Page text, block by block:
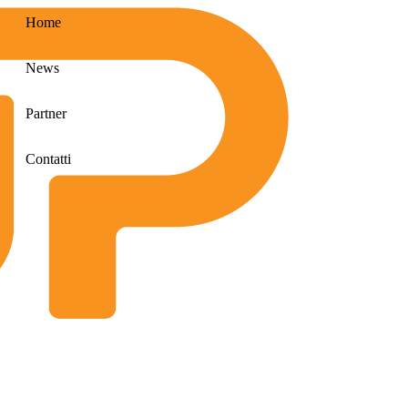
Home
News
Partner
Contatti